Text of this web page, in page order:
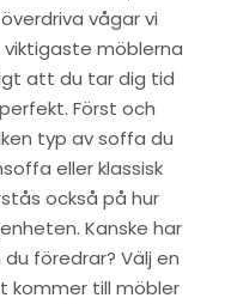
vågar vi
möblerna
att du tar dig tid
Först och
typ av soffa du
eller klassisk
också på hur
Kanske har
föredrar? Välj en
kommer till möbler